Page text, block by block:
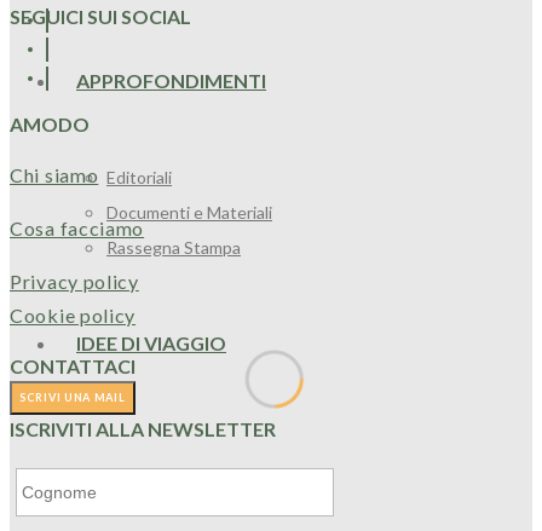
APPROFONDIMENTI
Editoriali
Documenti e Materiali
Rassegna Stampa
IDEE DI VIAGGIO
SEGUICI SUI SOCIAL
AMODO
Chi siamo
Cosa facciamo
Privacy policy
Cookie policy
CONTATTACI
ISCRIVITI ALLA NEWSLETTER